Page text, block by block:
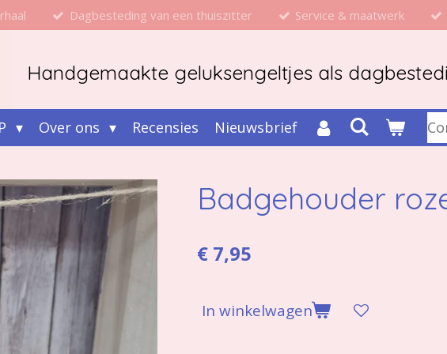
Dagbesteding van een thuiszitter Service & maatwerk
Handgemaakte geluksengeltjes als
Over ons Recensies Nieuwsbrief
Badgehouder
€ 7,95
In winkelwagen